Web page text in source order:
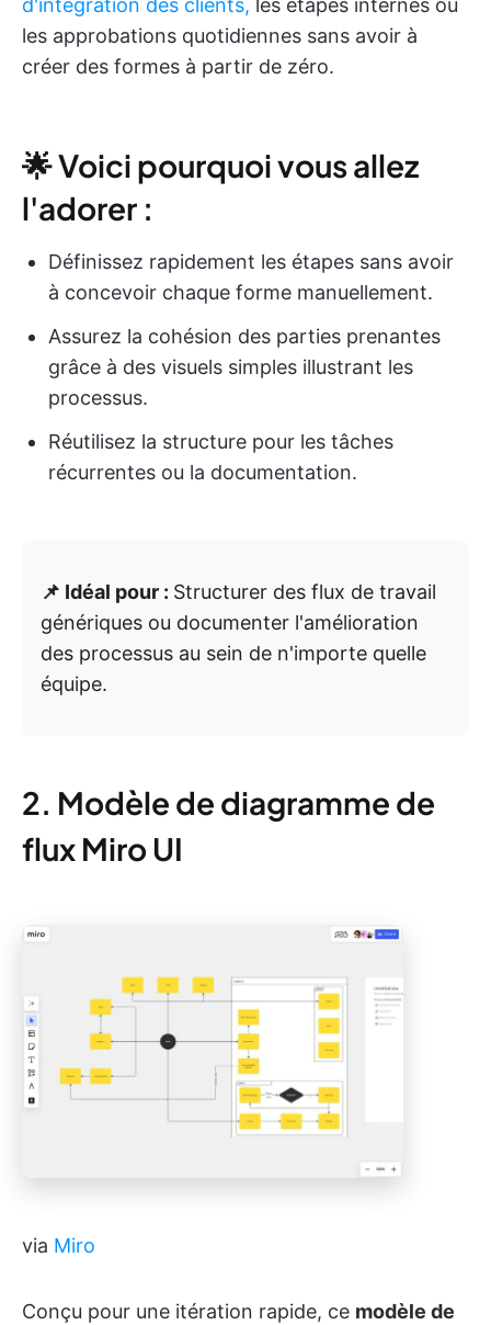
d'intégration des clients, les étapes internes ou
les approbations quotidiennes sans avoir à
créer des formes à partir de zéro.
🌟 Voici pourquoi vous allez
l'adorer :
Définissez rapidement les étapes sans avoir
à concevoir chaque forme manuellement.
Assurez la cohésion des parties prenantes
grâce à des visuels simples illustrant les
processus.
Réutilisez la structure pour les tâches
récurrentes ou la documentation.
📌 Idéal pour : Structurer des flux de travail
génériques ou documenter l'amélioration
des processus au sein de n'importe quelle
équipe.
2. Modèle de diagramme de
flux Miro UI
via Miro
Conçu pour une itération rapide, ce modèle de